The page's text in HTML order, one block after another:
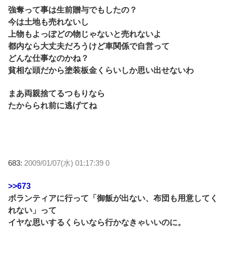
強奪って事は生前贈与でもしたの？
今は土地も売れないし
上物もよっぽどの物じゃないと売れないよ
都内なら大丈夫だろうけど車関係で自営って
どんな仕事なのかね？
貧相な頭だから塗装板金くらいしか思い出せないわ
まあ両親捨てるつもりなら
たからられ前に逃げてね
683: 2009/01/07(水) 01:17:39 0
>>673
ボランティアに行って「御飯が出ない、布団も用意してく
れない」って
イヤな思いするくらいなら行かなきゃいいのに。